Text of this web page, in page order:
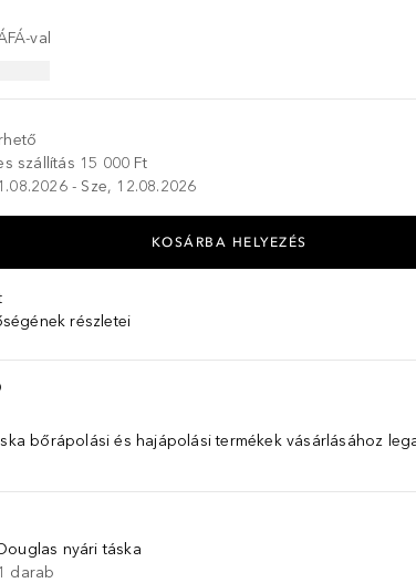
val
szállítás 15 000 Ft
- Sze, 12.08.2026
KOSÁRBA HELYEZÉS
részletei
bőrápolási és hajápolási termékek vásárlásához
nyári táska
1 darab